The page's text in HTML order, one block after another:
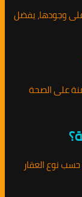
وجودها، يفضل
على الصحة
وقائية كل 3-6 شهور حسب نوع العقار